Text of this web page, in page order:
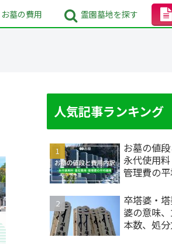
お墓の費用 霊園墓地を探す
人気記事ランキング
お墓の値
永代使用
管理費の
卒塔婆・
婆の意味
本数、処